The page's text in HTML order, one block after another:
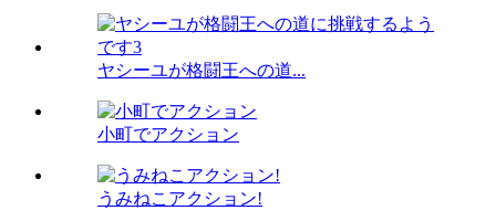
ヤシーユが格闘王への道...
小町でアクション
うみねこアクション!